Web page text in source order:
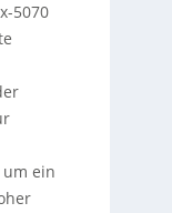
5070
ein